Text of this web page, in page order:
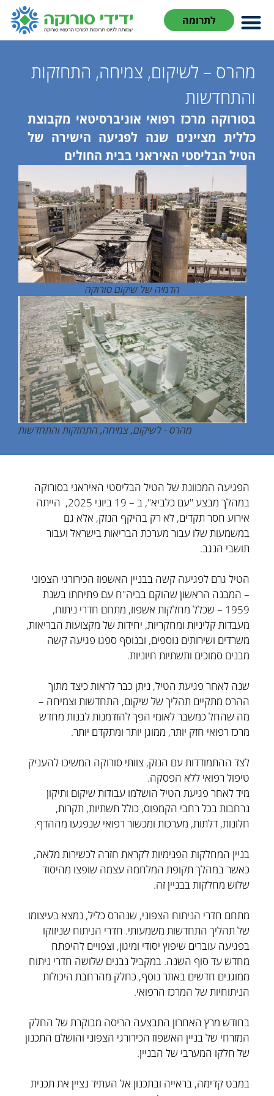
לתרומה
מהרס – לשיקום, צמיחה, התחזקות
והתחדשות
בסורוקה מרכז רפואי אוניברסיטאי מקבוצת
כללית מציינים שנה לפגיעה הישירה של
הטיל הבליסטי האיראני בבית החולים
הדמיה של שיקום סורוקה
מהרס - לשיקום, צמיחה, התחזקות והתחדשות
הפגיעה המכוונת של הטיל הבליסטי האיראני בסורוקה
במהלך מבצע "עם כלביא", ב – 19 ביוני 2025, הייתה
אירוע חסר תקדים, לא רק בהיקף הנזק, אלא גם
במשמעות שלו עבור מערכת הבריאות בישראל ועבור
תושבי הנגב.
הטיל גרם לפגיעה קשה בבניין האשפוז הכירורגי הצפוני
– המבנה הראשון שהוקם בביה"ח עם פתיחתו בשנת
1959 – שכלל מחלקות אשפוז, מתחם חדרי ניתוח,
מעבדות קליניות ומחקריות, יחידות של מקצועות הבריאות,
משרדים ושירותים נוספים, ובנוסף ספגו פגיעה קשה
מבנים סמוכים ותשתיות חיוניות.
שנה לאחר פגיעת הטיל, ניתן כבר לראות כיצד מתוך
ההרס מתקיים תהליך של שיקום, התחדשות וצמיחה –
מה שהחל כמשבר לאומי הפך להזדמנות לבנות מחדש
מרכז רפואי חזק יותר, ממוגן יותר ומתקדם יותר.
לצד ההתמודדות עם הנזק, צוותי סורוקה המשיכו להעניק
טיפול רפואי ללא הפסקה.
מיד לאחר פגיעת הטיל הושלמו עבודות שיקום ותיקון
נרחבות בכל רחבי הקמפוס, כולל תשתיות, תקרות,
חלונות, דלתות, מערכות ומכשור רפואי שנפגעו מההדף.
בניין המחלקות הפנימיות לקראת חזרה לכשירות מלאה,
כאשר במהלך תקופת המלחמה עצמה שופצו מהיסוד
שלוש מחלקות בבניין זה.
מתחם חדרי הניתוח הצפוני, שנהרס כליל, נמצא בעיצומו
של תהליך התחדשות משמעותי. חדרי הניתוח שניזוקו
בפגיעה עוברים שיפוץ יסודי ומיגון, וצפויים להיפתח
מחדש עד סוף השנה. במקביל נבנים שלושה חדרי ניתוח
ממוגנים חדשים באתר נוסף, כחלק מהרחבת היכולות
הניתוחיות של המרכז הרפואי.
בחודש מרץ האחרון התבצעה הריסה מבוקרת של החלק
המזרחי של בניין האשפוז הכירורגי הצפוני והושלם התכנון
של חלקו המערבי של הבניין.
במבט קדימה, בראייה ובתכנון אל העתיד נציין את תכנית